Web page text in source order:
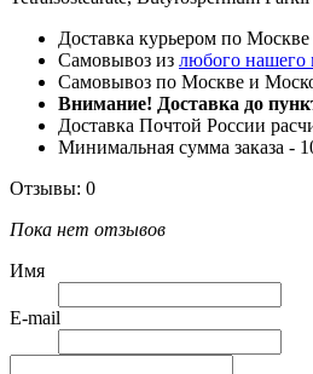
Доставка курьером по Москве
Самовывоз из любого нашего
Самовывоз по Москве и
Внимание! Доставка до
Доставка Почтой России
Минимальная сумма заказа -
Отзывы: 0
Пока нет отзывов
Имя
E-mail